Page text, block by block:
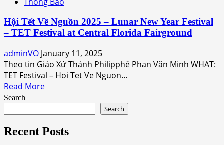
Businesses
Orlando
2025
Central
Florida
Association
Hội Tết Về Nguồn 2025 – Lunar New Year Festival
– TET Festival at Central Florida Fairground
adminVO January 11, 2025
Theo tin Giáo Xứ Thánh Philipphê Phan Văn Minh WHAT:
TET Festival – Hoi Tet Ve Nguon...
Read MoreRead
Tết
Search
Search
Recent Posts